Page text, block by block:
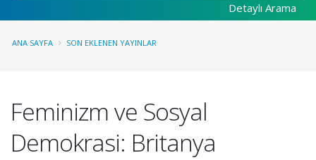
Detaylı Arama
ANA SAYFA SON EKLENEN YAYINLAR
Feminizm ve Sosyal
Demokrasi: Britanya